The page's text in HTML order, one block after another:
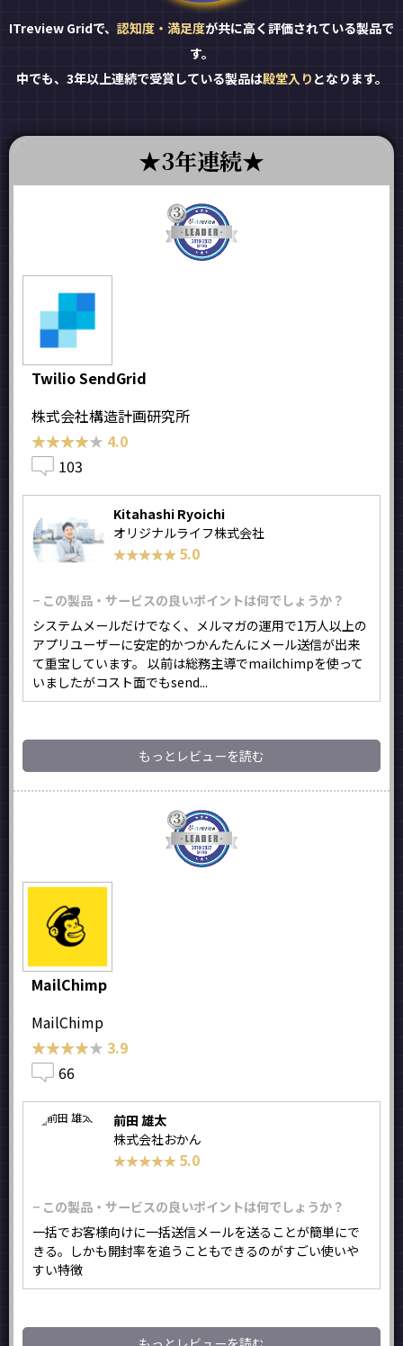
ITreview Gridで、 認知度・満足度が共に高く評価されている製品で
す。
中でも、3年以上連続で受賞している製品は殿堂入り となります。
3年連続
Twilio SendGrid
株式会社構造計画研究所
★★★★★
★★★★★ 4.0
103
Kitahashi Ryoichi
オリジナルライフ株式会社
★★★★★
★★★★★ 5.0
− この製品・サービスの良いポイントは何でしょうか？
システムメールだけでなく、メルマガの運用で1万人以上の
アプリユーザーに安定的かつかんたんにメール送信が出来
て重宝しています。 以前は総務主導でmailchimpを使って
いましたがコスト面でもsend...
もっとレビューを読む
MailChimp
MailChimp
★★★★★
★★★★★ 3.9
66
前田 雄太
株式会社おかん
★★★★★
★★★★★ 5.0
− この製品・サービスの良いポイントは何でしょうか？
一括でお客様向けに一括送信メールを送ることが簡単にで
きる。しかも開封率を追うこともできるのがすごい使いや
すい特徴